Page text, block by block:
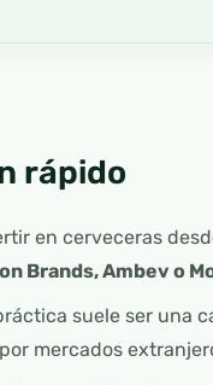
rápido
en cerveceras
Brands, Ambev o
suele ser una
mercados